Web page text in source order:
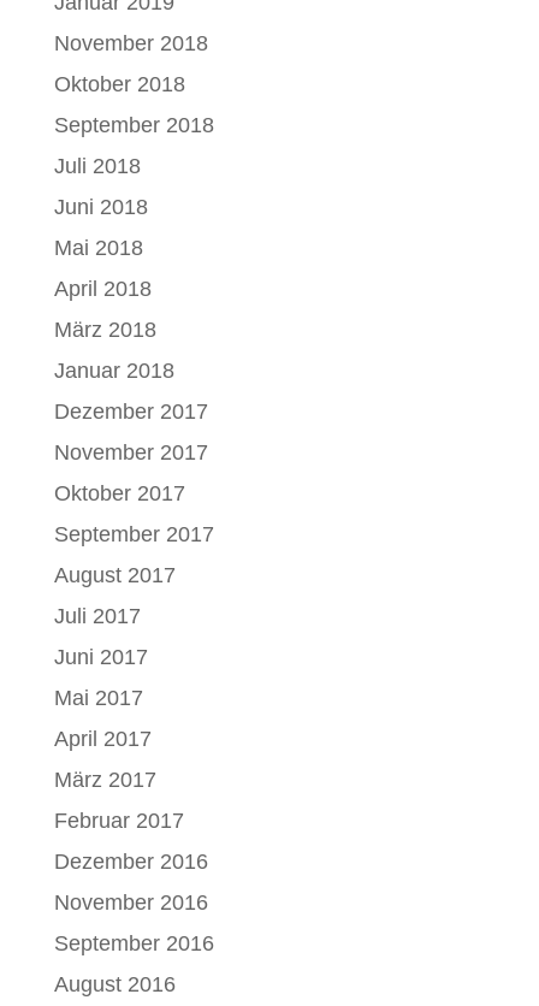
November 2018
Oktober 2018
September 2018
Juli 2018
Juni 2018
Mai 2018
April 2018
März 2018
Januar 2018
Dezember 2017
November 2017
Oktober 2017
September 2017
August 2017
Juli 2017
Juni 2017
Mai 2017
April 2017
März 2017
Februar 2017
Dezember 2016
November 2016
September 2016
August 2016